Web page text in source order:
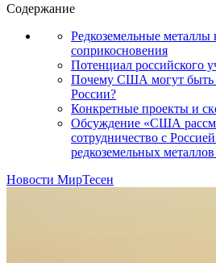
Содержание
Редкоземельные металлы
соприкосновения
Потенциал российского
Почему США могут быть
России?
Конкретные проекты и
Обсуждение «США
сотрудничество с
редкоземельных
Новости МирТесен